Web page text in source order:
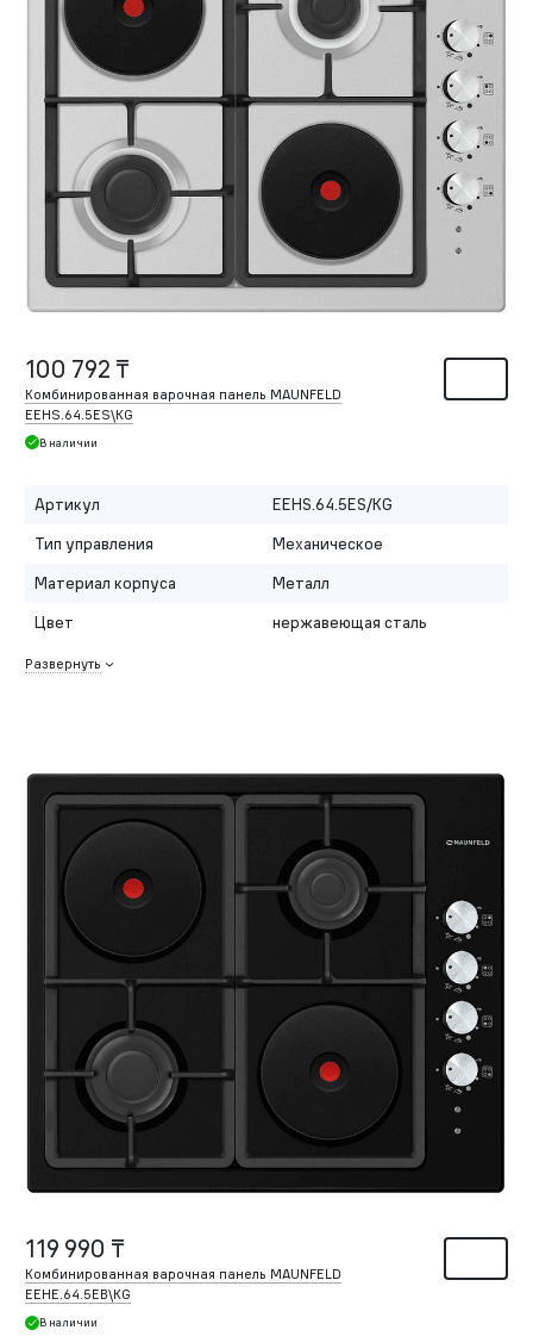
100 792 ₸
Комбинированная варочная панель MAUNFELD
EEHS.64.5ES\KG
В наличии
Артикул
EEHS.64.5ES/KG
Тип управления
Механическое
Материал корпуса
Металл
Цвет
нержавеющая сталь
Развернуть
119 990 ₸
Комбинированная варочная панель MAUNFELD
EEHE.64.5EB\KG
В наличии